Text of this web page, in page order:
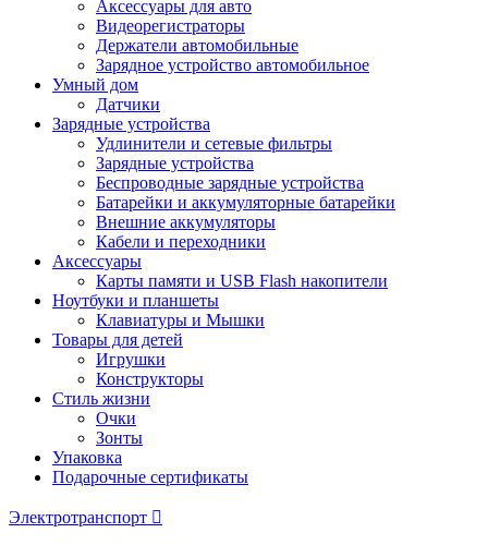
Аксессуары для авто
Видеорегистраторы
Держатели автомобильные
Зарядное устройство автомобильное
Умный дом
Датчики
Зарядные устройства
Удлинители и сетевые фильтры
Зарядные устройства
Беспроводные зарядные устройства
Батарейки и аккумуляторные батарейки
Внешние аккумуляторы
Кабели и переходники
Аксессуары
Карты памяти и USB Flash накопители
Ноутбуки и планшеты
Клавиатуры и Мышки
Товары для детей
Игрушки
Конструкторы
Стиль жизни
Очки
Зонты
Упаковка
Подарочные сертификаты
Электротранспорт